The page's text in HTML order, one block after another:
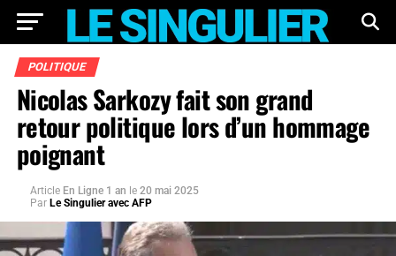
POLITIQUE
Nicolas Sarkozy fait son grand
retour politique lors d’un hommage
poignant
Article En Ligne 1 an le 20 mai 2025
Par Le Singulier avec AFP